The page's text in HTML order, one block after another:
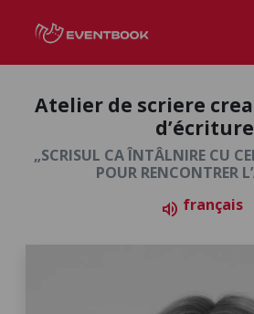
Atelier de scriere
d’écriture
„SCRISUL CA ÎNTÂLNIRE CU
POUR RENCONTRER
volume_up français